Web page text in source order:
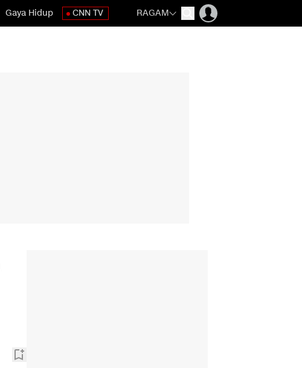
Gaya Hidup CNN TV RAGAM